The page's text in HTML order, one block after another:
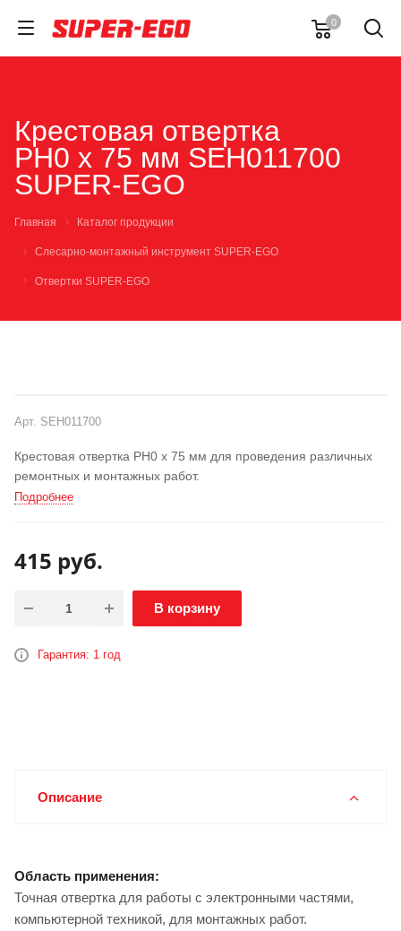
0
Крестовая отвертка
PH0 х 75 мм SEH011700
SUPER-EGO
Главная Каталог продукции
Слесарно-монтажный инструмент SUPER-EGO
Отвертки SUPER-EGO
Арт. SEH011700
Крестовая отвертка PH0 х 75 мм для проведения различных
ремонтных и монтажных работ.
Подробнее
415 руб.
В корзину
Гарантия: 1 год
Описание
Область применения:
Точная отвертка для работы с электронными частями,
компьютерной техникой, для монтажных работ.